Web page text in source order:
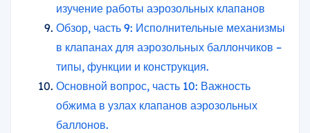
изучение работы аэрозольных клапанов
Обзор, часть 9: Исполнительные механизмы
в клапанах для аэрозольных баллончиков –
типы, функции и конструкция.
Основной вопрос, часть 10: Важность
обжима в узлах клапанов аэрозольных
баллонов.